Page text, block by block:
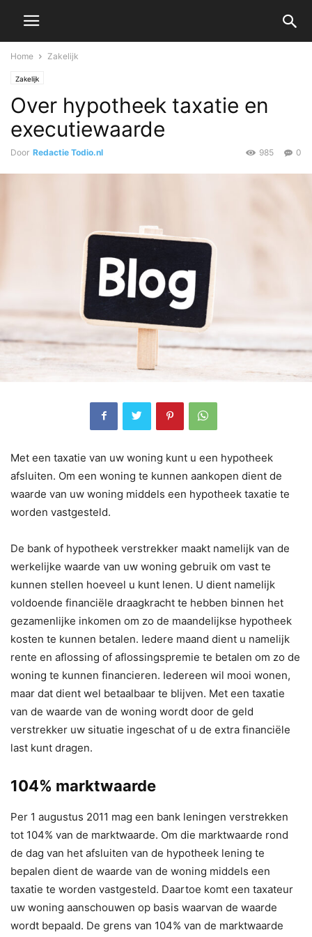
Home Zakelijk
Zakelijk
Over hypotheek taxatie en
executiewaarde
Door Redactie Todio.nl 0
985
Met een taxatie van uw woning kunt u een hypotheek
afsluiten. Om een woning te kunnen aankopen dient de
waarde van uw woning middels een hypotheek taxatie te
worden vastgesteld.
De bank of hypotheek verstrekker maakt namelijk van de
werkelijke waarde van uw woning gebruik om vast te
kunnen stellen hoeveel u kunt lenen. U dient namelijk
voldoende financiële draagkracht te hebben binnen het
gezamenlijke inkomen om zo de maandelijkse hypotheek
kosten te kunnen betalen. Iedere maand dient u namelijk
rente en aflossing of aflossingspremie te betalen om zo de
woning te kunnen financieren. Iedereen wil mooi wonen,
maar dat dient wel betaalbaar te blijven. Met een taxatie
van de waarde van de woning wordt door de geld
verstrekker uw situatie ingeschat of u de extra financiële
last kunt dragen.
104% marktwaarde
Per 1 augustus 2011 mag een bank leningen verstrekken
tot 104% van de marktwaarde. Om die marktwaarde rond
de dag van het afsluiten van de hypotheek lening te
bepalen dient de waarde van de woning middels een
taxatie te worden vastgesteld. Daartoe komt een taxateur
uw woning aanschouwen op basis waarvan de waarde
wordt bepaald. De grens van 104% van de marktwaarde